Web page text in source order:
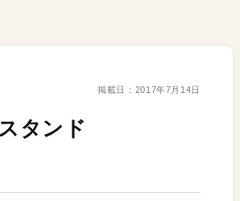
掲載日： 2017年7月14日
タンド